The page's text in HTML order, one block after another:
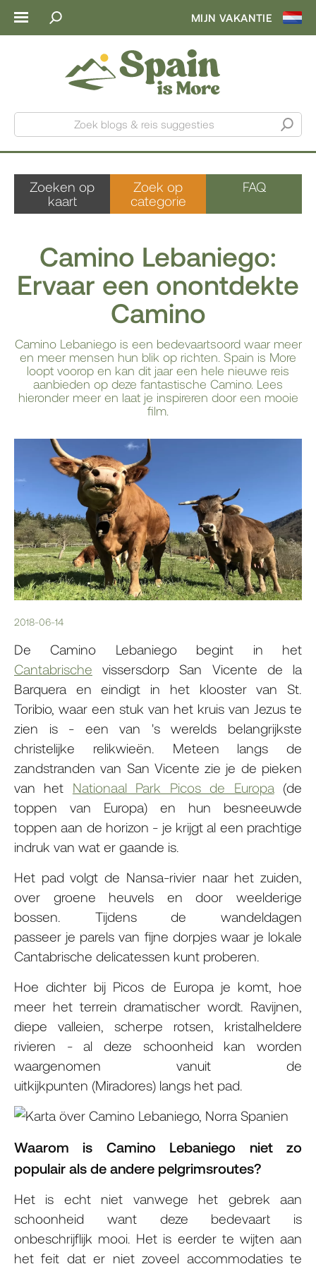
MIJN VAKANTIE
Zoek blogs & reis suggesties
Zoeken op
kaart
Zoek op
categorie
FAQ
Camino Lebaniego:
Ervaar een onontdekte
Camino
Camino Lebaniego is een bedevaartsoord waar meer
en meer mensen hun blik op richten. Spain is More
loopt voorop en kan dit jaar een hele nieuwe reis
aanbieden op deze fantastische Camino. Lees
hieronder meer en laat je inspireren door een mooie
film.
2018-06-14
De Camino Lebaniego begint in het
Cantabrische vissersdorp San Vicente de la
Barquera en eindigt in het klooster van St.
Toribio, waar een stuk van het kruis van Jezus te
zien is - een van 's werelds belangrijkste
christelijke relikwieën. Meteen langs de
zandstranden van San Vicente zie je de pieken
van het Nationaal Park Picos de Europa (de
toppen van Europa) en hun besneeuwde
toppen aan de horizon - je krijgt al een prachtige
indruk van wat er gaande is.
Het pad volgt de Nansa-rivier naar het zuiden,
over groene heuvels en door weelderige
bossen. Tijdens de wandeldagen
passeer je parels van fijne dorpjes waar je lokale
Cantabrische delicatessen kunt proberen.
Hoe dichter bij Picos de Europa je komt, hoe
meer het terrein dramatischer wordt. Ravijnen,
diepe valleien, scherpe rotsen, kristalheldere
rivieren - al deze schoonheid kan worden
waargenomen vanuit de
uitkijkpunten (Miradores) langs het pad.
Waarom is Camino Lebaniego niet zo
populair als de andere pelgrimsroutes?
Het is echt niet vanwege het gebrek aan
schoonheid want deze bedevaart is
onbeschrijflijk mooi. Het is eerder te wijten aan
het feit dat er niet zoveel accommodaties te